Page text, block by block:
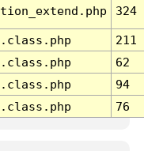
324
211
62
94
76